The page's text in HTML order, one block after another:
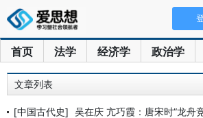
首页 法学 经济学 政治学
文章列表
[中国古代史] 吴在庆 亢巧霞：唐宋时“龙舟